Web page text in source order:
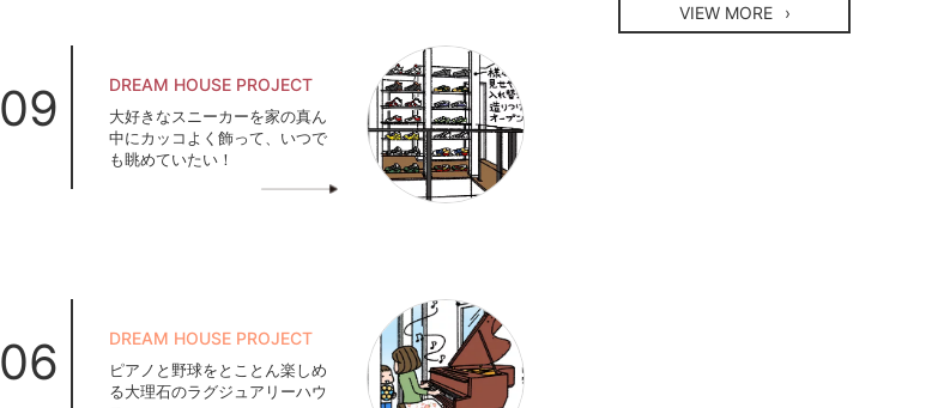
09 DREAM HOUSE PROJECT
大好きなスニーカーを家の真ん
中にカッコよく飾って、いつで
も眺めていたい！
06 DREAM HOUSE PROJECT
ピアノと野球をとことん楽しめ
る大理石のラグジュアリーハウ
VIEW MORE